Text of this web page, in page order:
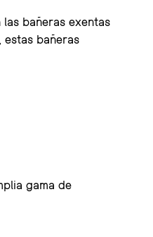
bañeras exentas
estas bañeras
gama de